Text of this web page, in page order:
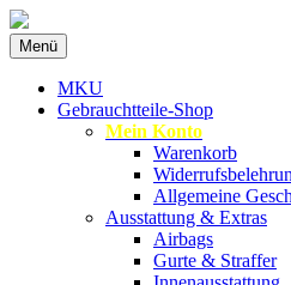
MKU Autoteile
Ersatzteile
Menü Zum
Inhalt
springen
MKU
Gebrauchtteile-Shop
Mein Konto
Warenkorb
Allgemeine
Ausstattung & Extras
Airbags
Gurte & Straffer